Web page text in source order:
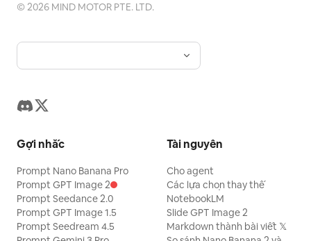
©2026 MIND MOTOR PTE. LTD.
Gợi nhắc
Prompt Nano Banana Pro
Prompt GPT Image 2
Prompt Seedance 2.0
Prompt GPT Image 1.5
Prompt Seedream 4.5
Tài nguyên
Cho agent
Các lựa chọn thay thế
NotebookLM
Slide GPT Image 2
Markdown thành bài viết 𝕏